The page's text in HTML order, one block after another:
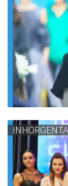
INHORGENTA